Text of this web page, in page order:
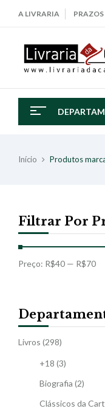
A LIVRARIA PRAZOS
Início Produtos
Filtrar Por
Preço: R$40 — R$70
Livros (298)
+18 (3)
Biografia (2)
Clássicos da